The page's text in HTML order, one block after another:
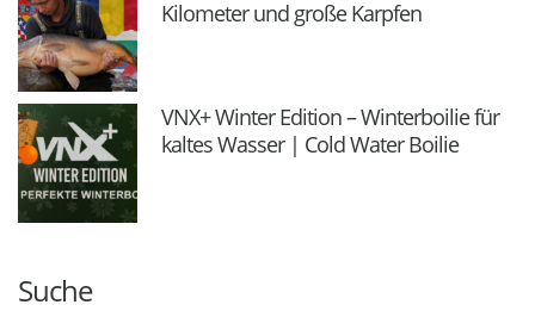
Kilometer und große Karpfen
VNX+ Winter Edition – Winterboilie für
kaltes Wasser | Cold Water Boilie
Suche